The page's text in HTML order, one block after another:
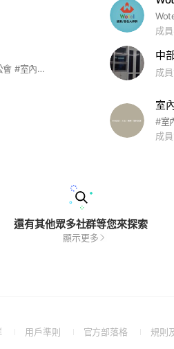
成
#台北市室內設計裝修商業同業公會 #室內設計 #室內裝修 #TAID
中
成
室
#室
成
還有其他眾多社群等您來探索
顯示更多
(Open用戶準則
(Open官方部落格
(Open規則